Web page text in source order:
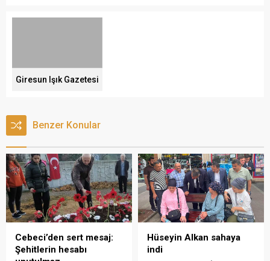
Giresun Işık Gazetesi
Benzer Konular
Cebeci’den sert mesaj:
Şehitlerin hesabı
Hüseyin Alkan sahaya
indi